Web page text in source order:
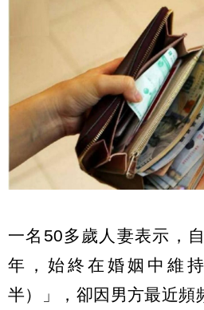
一名50多歲人妻表示，
年，始終在婚姻中維
半）」，卻因男方最近頻